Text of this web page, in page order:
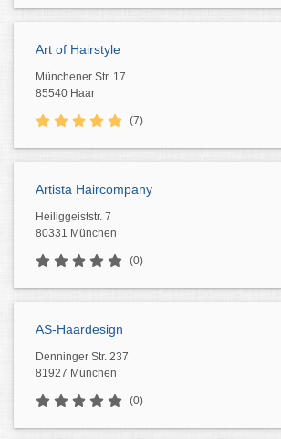
Art of Hairstyle
Münchener Str. 17
85540 Haar
(7)
Artista Haircompany
Heiliggeiststr. 7
80331 München
(0)
AS-Haardesign
Denninger Str. 237
81927 München
(0)